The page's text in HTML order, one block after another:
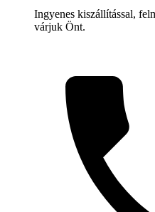
Ingyenes kiszállítással,
várjuk Önt.